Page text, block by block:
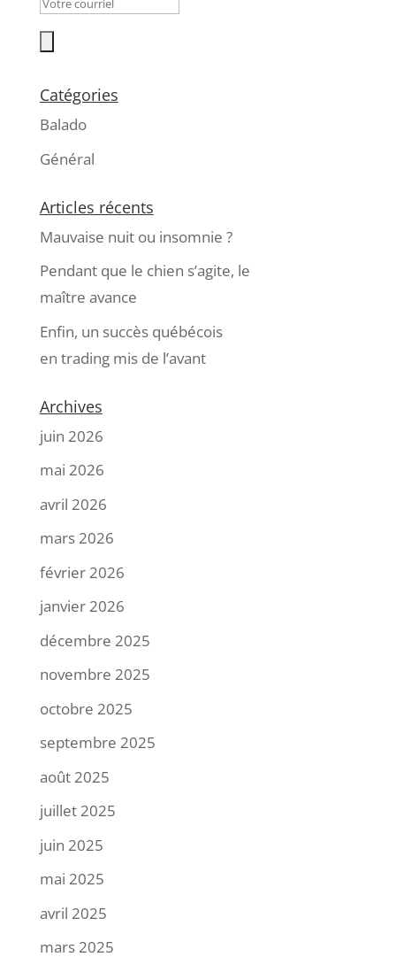
Catégories
Balado
Général
Articles récents
Mauvaise nuit ou insomnie ?
Pendant que le chien s’agite, le
maître avance
Enfin, un succès québécois
en trading mis de l’avant
Archives
juin 2026
mai 2026
avril 2026
mars 2026
février 2026
janvier 2026
décembre 2025
novembre 2025
octobre 2025
septembre 2025
août 2025
juillet 2025
juin 2025
mai 2025
avril 2025
mars 2025